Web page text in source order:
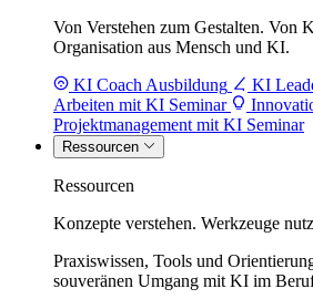
Von Verstehen zum Gestalten. Von
Organisation aus Mensch und KI.
KI Coach Ausbildung
KI
Arbeiten mit KI Seminar
Projektmanagement mit KI Seminar
Ressourcen
Ressourcen
Konzepte verstehen. Werkzeuge
Praxiswissen, Tools und
souveränen Umgang mit KI im